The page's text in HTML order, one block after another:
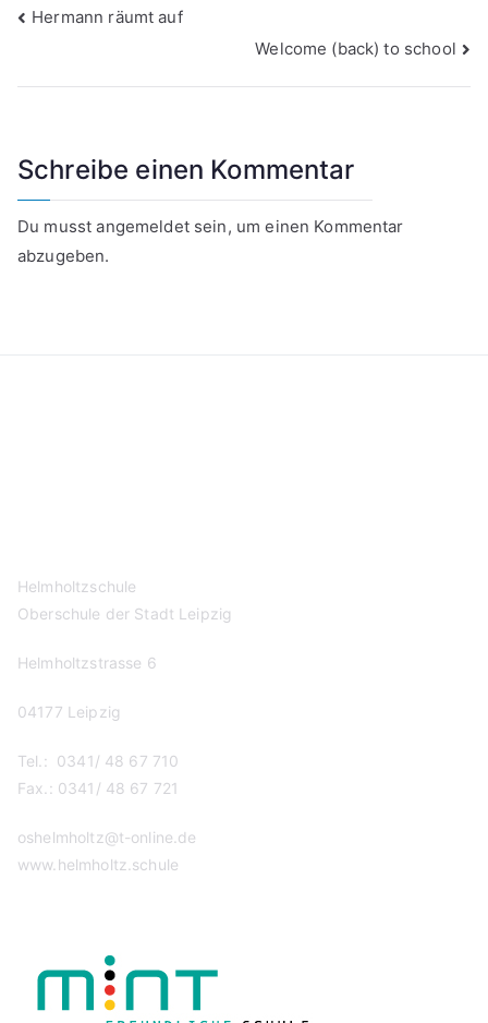
Beitragsnavigation
Hermann räumt auf
Welcome (back) to school
Schreibe einen Kommentar
Du musstangemeldetsein, um einen Kommentar
abzugeben.
Helmholtzschule
Oberschule der Stadt Leipzig
Helmholtzstrasse 6
04177 Leipzig
Tel.: 0341/ 48 67 710
Fax.: 0341/ 48 67 721
oshelmholtz@t-online.de
www.helmholtz.schule